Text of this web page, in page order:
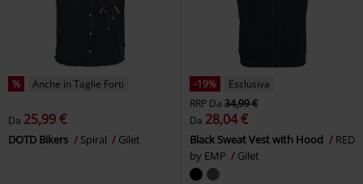
% Anche in Taglie Forti
Da 25,99 €
DOTD Bikers Spiral Gilet
-19%
Esclusiva
RRP Da 34,99 €
Da 28,04 €
Black Sweat Vest with Hood
RED
by EMP
Gilet